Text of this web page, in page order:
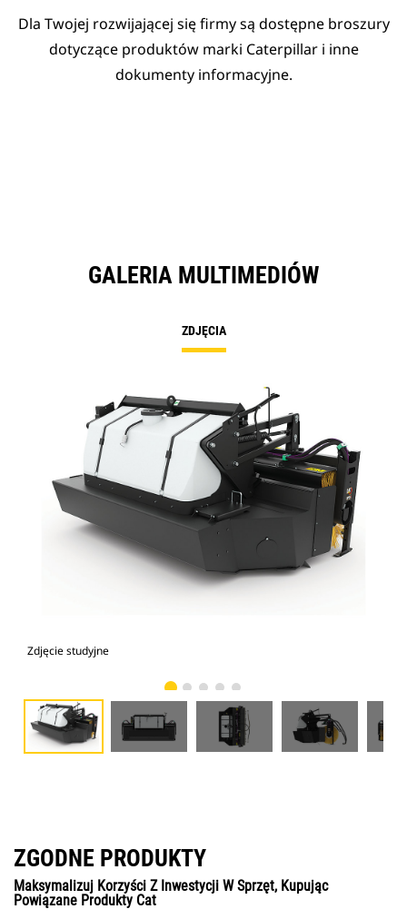
Dla Twojej rozwijającej się firmy są dostępne broszury
dotyczące produktów marki Caterpillar i inne
dokumenty informacyjne.
GALERIA MULTIMEDIÓW
ZDJĘCIA
Zdjęcie studyjne
ZGODNE PRODUKTY
Maksymalizuj Korzyści Z Inwestycji W Sprzęt, Kupując
Powiązane Produkty Cat